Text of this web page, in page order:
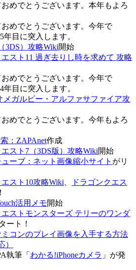
めでとうございます。本年もよろ
めでとうございます。今年で
年目に突入します。
3DS）攻略Wiki開始
エスト11 過ぎ去りし時を求めて 攻略
めでとうございます。今年で
年目に突入します。
メガルビー・アルファサファイア攻
めでとうございます。今年もよろ
：ZAPAnet作成
エスト7（3DS版）攻略Wiki開始
ーブ：ネット画像縮小サイト がリ
エスト10攻略Wiki
ドラゴンクエス
活用メモ開始
エストモンスターズ テリーのワンダ
ート！
コンのプレイ画像を入手する方法
）
執筆「 わかる!iPhoneカメラ 」が発